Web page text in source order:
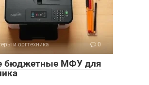
и оргтехника 0
бюджетные МФУ для